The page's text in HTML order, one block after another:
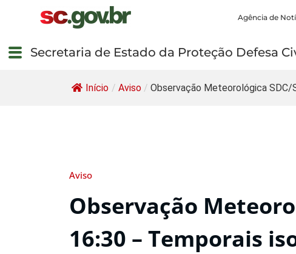
Agência de
Secretaria de Estado da Proteção Defesa
Início / Aviso / Observação Meteorológica SDC/
Aviso
Observação
16:30 – Temporais